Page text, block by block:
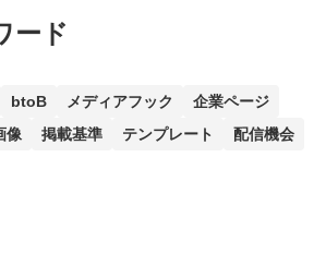
ード
btoB メディアフック
企業ページ
像 掲載基準 テンプレート
配信機会